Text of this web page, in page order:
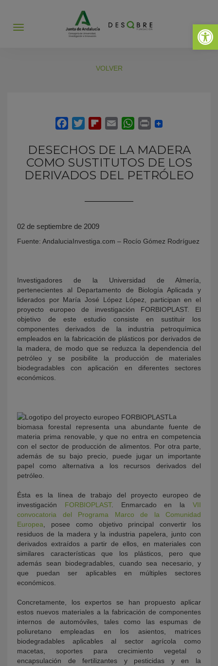
Abrir
Abrir
VOLVER
DESECHOS DE LA MADERA
COMO SUSTITUTOS DE LOS
DERIVADOS DEL PETRÓLEO
02 de septiembre de 2009
Fuente: AndaluciaInvestiga.com – Rocío Gómez Rodríguez
Investigadores de la Universidad de Almería,
pertenecientes al Departamento de Biología Aplicada y
liderados por María José López López, participan en el
proyecto europeo de investigación FORBIOPLAST. El
objetivo de este estudio consiste en sustituir los
componentes derivados de la industria petroquímica
empleados en la fabricación de plásticos por derivados de
la madera, de modo que se reduzca la dependencia del
petróleo y se posibilite la producción de materiales
biodegradables con aplicación en diferentes sectores
económicos.
La
biomasa forestal representa una abundante fuente de
materia prima renovable, y que no entra en competencia
con el sector de producción de alimentos. Por otra parte,
además de su bajo precio, puede jugar un importante
papel como alternativa a los recursos derivados del
petróleo.
Ésta es la línea de trabajo del proyecto europeo de
investigación FORBIOPLAST. Enmarcado en laVII
convocatoria del Programa Marco de la Comunidad
Europea, posee como objetivo principal convertir los
residuos de la madera y la industria papelera, junto con
derivados extraídos a partir de ellos, en materiales con
similares características que los plásticos, pero que
además sean biodegradables, cuando sea necesario, y
que puedan ser aplicables en múltiples sectores
económicos.
Concretamente, los expertos se han propuesto aplicar
estos nuevos materiales a la fabricación de componentes
internos de automóviles, tales como las espumas de
poliuretano empleadas en los asientos, matrices
biodegradables aplicables al sector agrícola como
macetas, soportes para crecimiento vegetal o
encapsulación de fertilizantes y pesticidas y en la